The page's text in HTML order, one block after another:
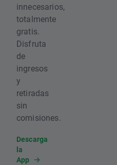
innecesarios,
totalmente
gratis.
Disfruta
de
ingresos
y
retiradas
sin
comisiones.
Descarga
la
App